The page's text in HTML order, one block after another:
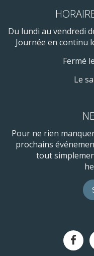
Du lundi au vendredi
Journée en continu
Fermé
Le
Pour ne rien
prochains
tout
Lien